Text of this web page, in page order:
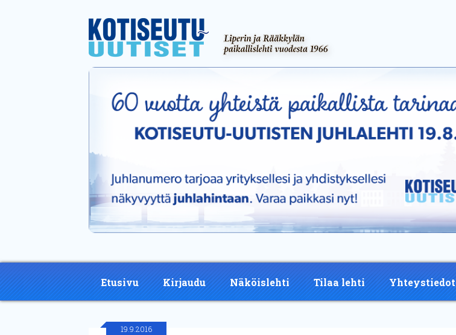
Etusivu Kirjaudu Näköislehti Tilaa lehti Yhteystiedot
19.9.2016